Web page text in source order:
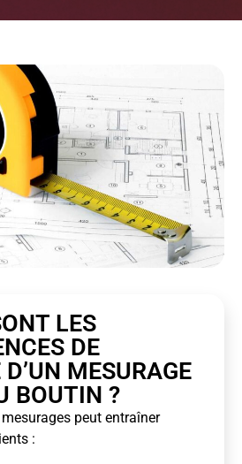
LES
DE
MESURAGE
BOUTIN ?
peut entraîner
: